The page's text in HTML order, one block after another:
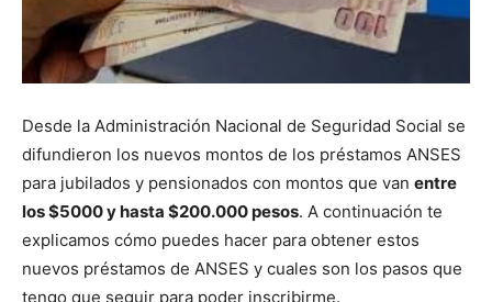
Desde la Administración Nacional de Seguridad Social se
difundieron los nuevos montos de los préstamos ANSES
para jubilados y pensionados con montos que van entre
los $5000 y hasta $200.000 pesos. A continuación te
explicamos cómo puedes hacer para obtener estos
nuevos préstamos de ANSES y cuales son los pasos que
tengo que seguir para poder inscribirme.